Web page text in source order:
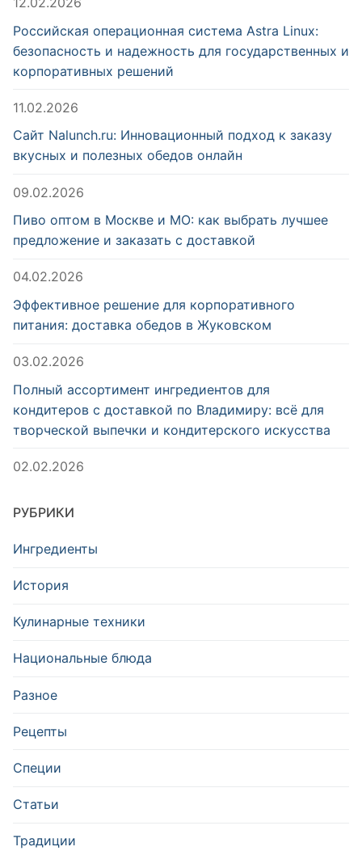
Российская операционная система Astra Linux:
безопасность и надежность для государственных и
корпоративных решений
11.02.2026
Сайт Nalunch.ru: Инновационный подход к заказу
вкусных и полезных обедов онлайн
09.02.2026
Пиво оптом в Москве и МО: как выбрать лучшее
предложение и заказать с доставкой
04.02.2026
Эффективное решение для корпоративного
питания: доставка обедов в Жуковском
03.02.2026
Полный ассортимент ингредиентов для
кондитеров с доставкой по Владимиру: всё для
творческой выпечки и кондитерского искусства
02.02.2026
РУБРИКИ
Ингредиенты
История
Кулинарные техники
Национальные блюда
Разное
Рецепты
Специи
Статьи
Традиции